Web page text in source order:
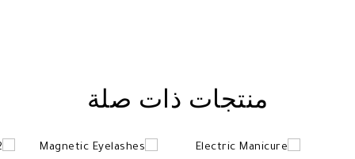
منتجات ذات صلة